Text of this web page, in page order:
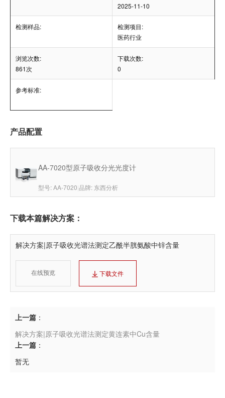
2025-11-10
检测样品:
检测项目:
医药行业
浏览次数:
861次
下载次数:
0
参考标准:
产品配置
AA-7020型原子吸收分光光度计
型号: AA-7020 品牌: 东西分析
下载本篇解决方案：
解决方案|原子吸收光谱法测定乙酰半胱氨酸中锌含量
在线预览 下载文件
上一篇 ：
解决方案|原子吸收光谱法测定黄连素中Cu含量
上一篇 ：
暂无